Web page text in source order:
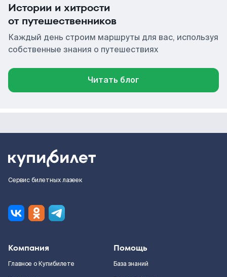
Истории и хитрости
от путешественников
Каждый день строим маршруты для вас, используя
собственные знания о путешествиях
Читать блог
Сервис билетных лазеек
Компания
Главное о Купибилете
Помощь
База знаний